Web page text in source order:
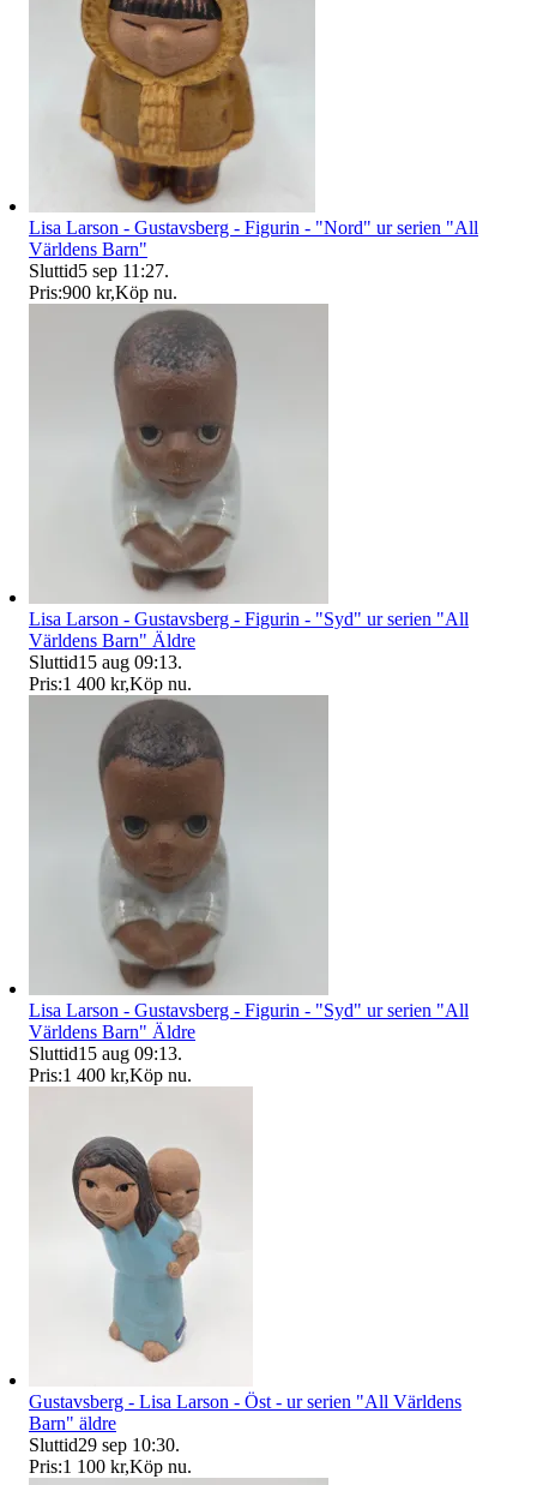
Lisa Larson - Gustavsberg - Figurin - "Nord" ur serien "All
Världens Barn"
Sluttid5 sep 11:27.
Pris:900 kr,Köp nu.
Lisa Larson - Gustavsberg - Figurin - "Syd" ur serien "All
Världens Barn" Äldre
Sluttid15 aug 09:13.
Pris:1 400 kr,Köp nu.
Lisa Larson - Gustavsberg - Figurin - "Syd" ur serien "All
Världens Barn" Äldre
Sluttid15 aug 09:13.
Pris:1 400 kr,Köp nu.
Gustavsberg - Lisa Larson - Öst - ur serien "All Världens
Barn" äldre
Sluttid29 sep 10:30.
Pris:1 100 kr,Köp nu.